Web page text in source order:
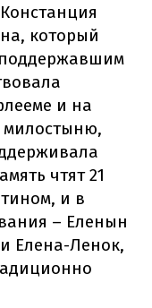
который
и на
милостыню,
чтят 21
и в
– Еленын
Елена-Ленок,